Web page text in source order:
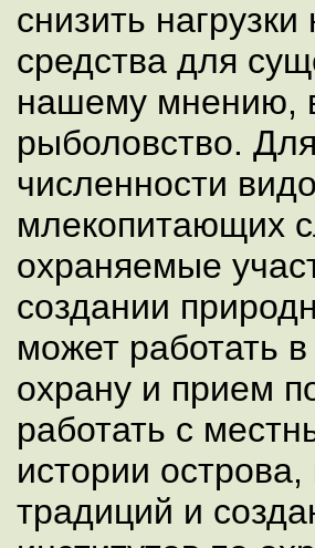
снизить
средства для
нашему мнению,
рыболовство.
численности
млекопитающих
охраняемые
создании
может работать
охрану и прием
работать с
истории
традиций и